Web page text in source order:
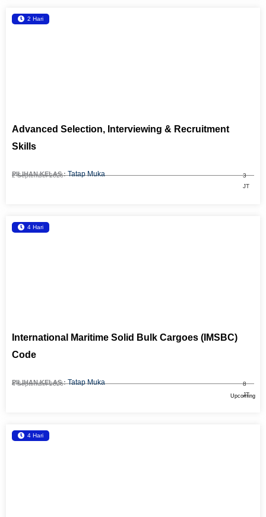
2 Hari
Advanced Selection, Interviewing & Recruitment
Skills
PILIHAN KELAS :Tatap Muka
2 September 2026
3
JT
4 Hari
International Maritime Solid Bulk Cargoes (IMSBC)
Code
PILIHAN KELAS :Tatap Muka
4 September 2026
8
JT
Upcoming
4 Hari